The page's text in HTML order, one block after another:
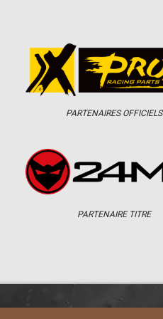
PARTENAIRES OFFICIELS
PARTENAIRE TITRE